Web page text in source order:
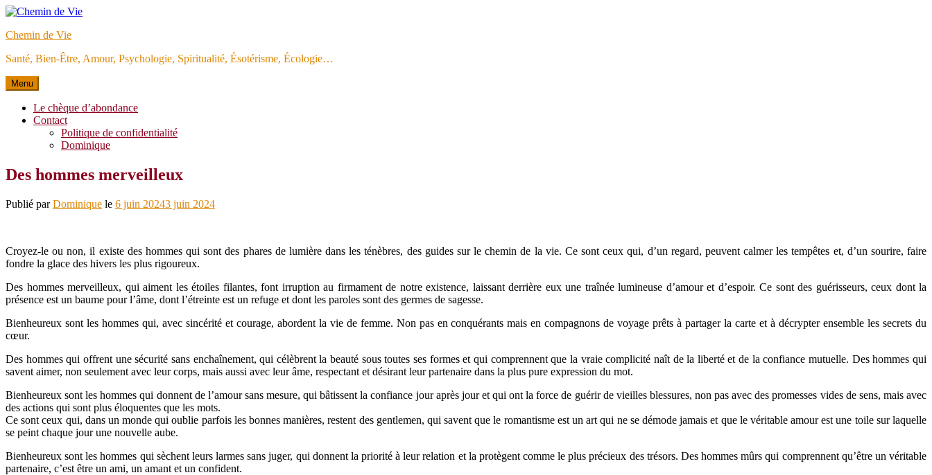
Aller
contenu
Chemin de Vie
Santé, Bien-Être, Amour, Psychologie, Spiritualité, Ésotérisme, Écologie…
Menu
Le chèque d’abondance
Contact
Politique de confidentialité
Dominique
Des hommes merveilleux
Publié parDominique le 6 juin 20243 juin 2024
Croyez-le ou non, il existe des hommes qui sont des phares de lumière dans les ténèbres, des guides sur le chemin de la vie. Ce sont ceux qui, d’un regard, peuvent calmer les tempêtes et, d’un sourire, faire
fondre la glace des hivers les plus rigoureux.
Des hommes merveilleux, qui aiment les étoiles filantes, font irruption au firmament de notre existence, laissant derrière eux une traînée lumineuse d’amour et d’espoir. Ce sont des guérisseurs, ceux dont la
présence est un baume pour l’âme, dont l’étreinte est un refuge et dont les paroles sont des germes de sagesse.
Bienheureux sont les hommes qui, avec sincérité et courage, abordent la vie de femme. Non pas en conquérants mais en compagnons de voyage prêts à partager la carte et à décrypter ensemble les secrets du
cœur.
Des hommes qui offrent une sécurité sans enchaînement, qui célèbrent la beauté sous toutes ses formes et qui comprennent que la vraie complicité naît de la liberté et de la confiance mutuelle. Des hommes qui
savent aimer, non seulement avec leur corps, mais aussi avec leur âme, respectant et désirant leur partenaire dans la plus pure expression du mot.
Bienheureux sont les hommes qui donnent de l’amour sans mesure, qui bâtissent la confiance jour après jour et qui ont la force de guérir de vieilles blessures, non pas avec des promesses vides de sens, mais avec
des actions qui sont plus éloquentes que les mots.
Ce sont ceux qui, dans un monde qui oublie parfois les bonnes manières, restent des gentlemen, qui savent que le romantisme est un art qui ne se démode jamais et que le véritable amour est une toile sur laquelle
se peint chaque jour une nouvelle aube.
Bienheureux sont les hommes qui sèchent leurs larmes sans juger, qui donnent la priorité à leur relation et la protègent comme le plus précieux des trésors. Des hommes mûrs qui comprennent qu’être un véritable
partenaire, c’est être un ami, un amant et un confident.